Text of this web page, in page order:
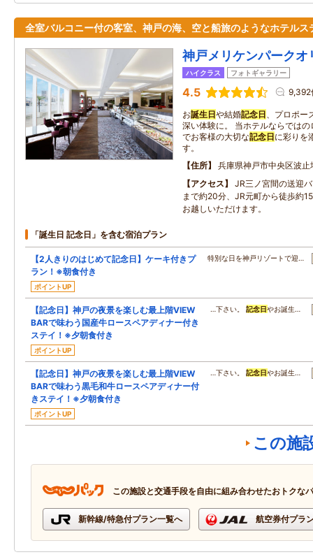
全室バルコニー付の客室、神戸の海、空と船旅のようなホテルス
神戸メリケンパークオ
ハイクラス フォトギャラリー
4.5 9,392
お誕生日や結婚記念日、プロポー
深い体験に。 当ホテルならでは
でお客様の大切な記念日に彩りを
す。
住所
兵庫県神戸市中央区波止
アクセス
JR三ノ宮間の送迎
まで約20分、JR元町から徒歩約
お越しいただけます。
「誕生日 記念日」を含む宿泊プラン
【2人きりのはじめて記念日】ケーキ付きプ
ラン！※朝食付き
ポイントUP
特別な日を神戸リゾートで迎…
【記念日】神戸の夜景を楽しむ最上階VIEW
BARで味わう国産牛ロースペアディナー付き
ステイ！※夕朝食付き
ポイントUP
…下さい。記念日やお誕生…
【記念日】神戸の夜景を楽しむ最上階VIEW
BARで味わう黒毛和牛ロースペアディナー付
きステイ！※夕朝食付き
ポイントUP
…下さい。記念日やお誕生…
この施
この施設と交通手段を自由に組み合わせたおトクな
新幹線/特急付プラン一覧へ 航空券付プラ